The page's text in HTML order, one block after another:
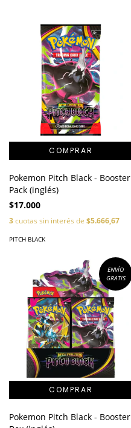
Pokemon Pitch Black - Booster
Pack (inglés)
$17.000
3cuotas sin interés de $5.666,67
PITCH BLACK
ENVÍO
GRATIS
Pokemon Pitch Black - Booster